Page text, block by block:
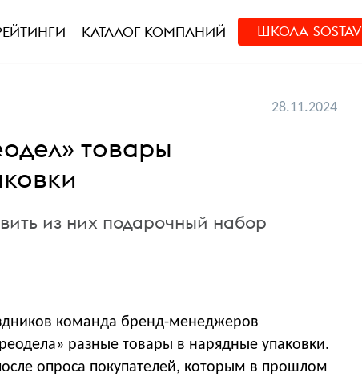
КАТАЛОГ КОМПАНИЙ ШКОЛА SOSTAV
28.11.2024
товары
из них подарочный набор
команда бренд-менеджеров
разные товары в нарядные упаковки.
опроса покупателей, которым в прошлом